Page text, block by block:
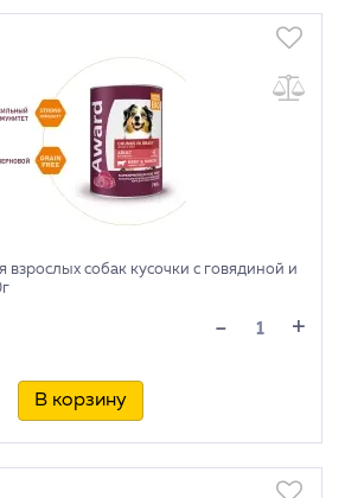
взрослых собак кусочки с говядиной и
- +
В корзину